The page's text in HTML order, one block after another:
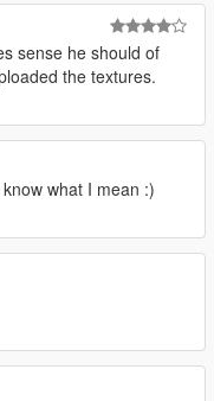
sense he should of
the textures.
what I mean :)